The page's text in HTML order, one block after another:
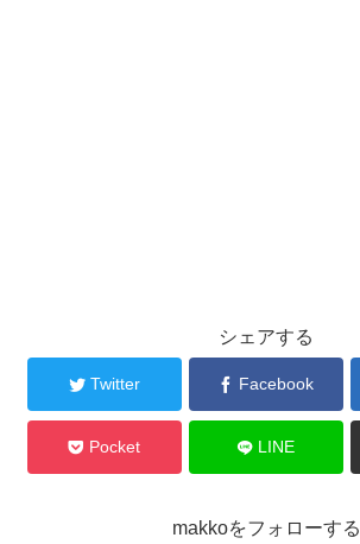
シェアする
Twitter Facebook
Pocket LINE
makkoをフォローする